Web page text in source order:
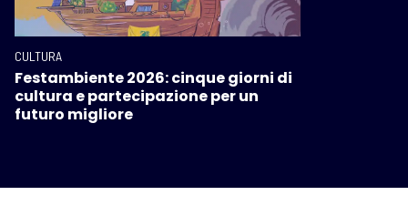
CULTURA
Festambiente 2026: cinque giorni di
cultura e partecipazione per un
futuro migliore